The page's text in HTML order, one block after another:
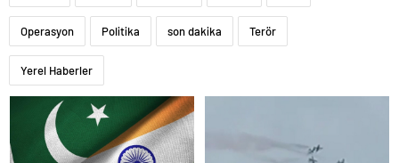
Operasyon Politika son dakika Terör
Yerel Haberler